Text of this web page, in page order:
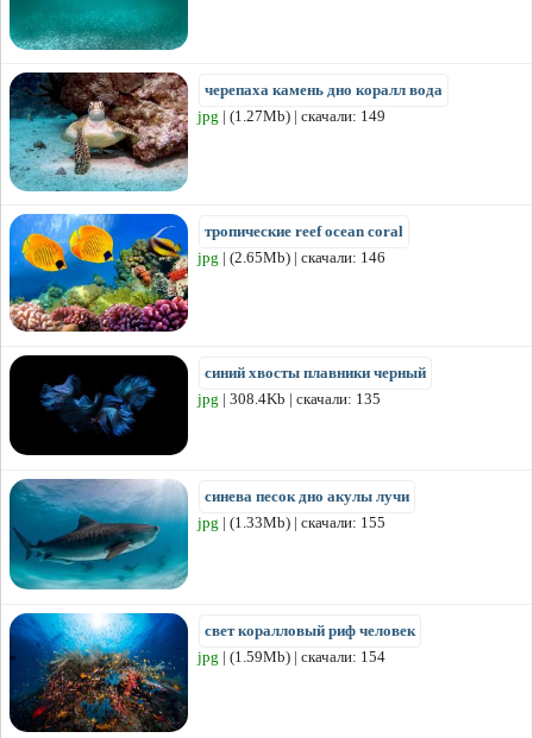
черепаха камень дно коралл вода
jpg | (1.27Mb) | скачали: 149
тропические reef ocean coral
jpg | (2.65Mb) | скачали: 146
синий хвосты плавники черный
jpg | 308.4Kb | скачали: 135
синева песок дно акулы лучи
jpg | (1.33Mb) | скачали: 155
свет коралловый риф человек
jpg | (1.59Mb) | скачали: 154